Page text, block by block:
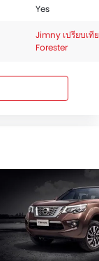
Yes
Jimny เปรียบเที
Forester